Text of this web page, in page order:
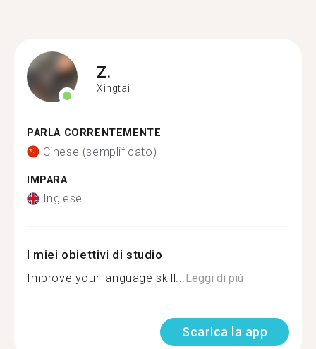
Z.
Xingtai
PARLA CORRENTEMENTE
Cinese (semplificato)
IMPARA
Inglese
I miei obiettivi di studio
Improve your language skill...Leggi di più
Scarica la app